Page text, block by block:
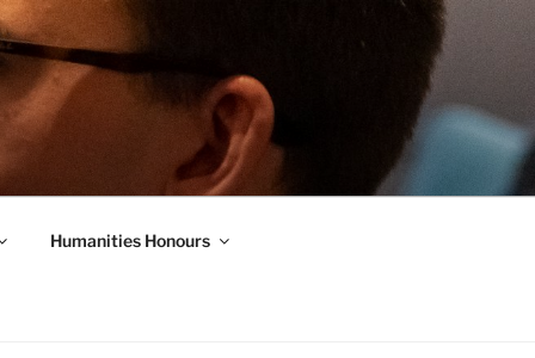
Humanities Honours